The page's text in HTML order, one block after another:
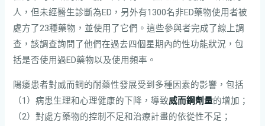
人，但未經醫生診斷為ED，另外有1300名非ED藥物使用者被
處方了23種藥物，並使用了它們。這些參與者完成了線上調
查，該調查詢問了他們在過去四個星期內的性功能狀況，包
括是否使用過ED藥物以及使用頻率。
陽痿患者對威而鋼的耐藥性發展受到多種因素的影響，包括
（1）病患生理和心理健康的下降，導致威而鋼劑量的增加；
（2）對處方藥物的控制不足和治療計畫的依從性不足；